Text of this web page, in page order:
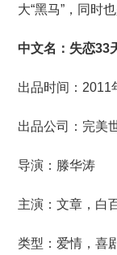
大“黑马”，同时
中文名：失恋
出品时间：2011
出品公司：完美
导演：滕华涛
主演：文章，白
类型：爱情，喜